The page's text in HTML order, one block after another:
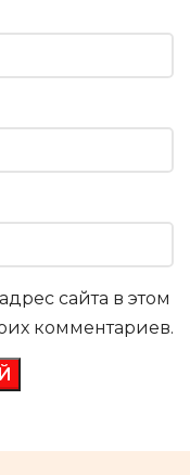
сайта в этом
комментариев.